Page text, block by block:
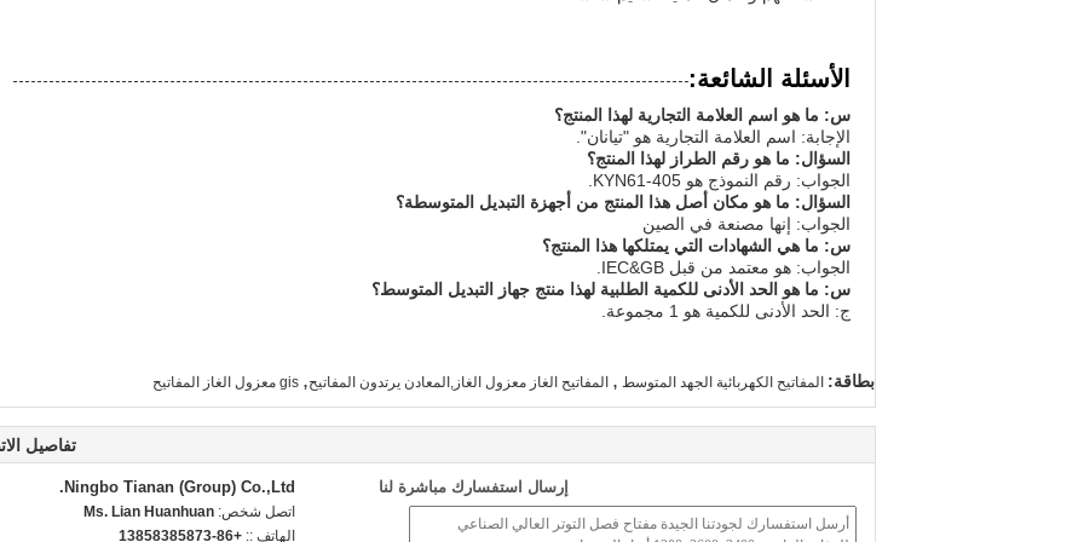
الأسئلة الشائعة:
س: ما هو اسم العلامة التجارية لهذا المنتج؟
الإجابة: اسم العلامة التجارية هو "تيانان".
السؤال: ما هو رقم الطراز لهذا المنتج؟
الجواب: رقم النموذج هو KYN61-405.
السؤال: ما هو مكان أصل هذا المنتج من أجهزة التبديل المتوسطة؟
الجواب: إنها مصنعة في الصين
س: ما هي الشهادات التي يمتلكها هذا المنتج؟
الجواب: هو معتمد من قبل IEC&GB.
س: ما هو الحد الأدنى للكمية الطلبية لهذا منتج جهاز التبديل المتوسط؟
ج: الحد الأدنى للكمية هو 1 مجموعة.
بطاقة: المفاتيح الكهربائية الجهد المتوسط ​​ , المفاتيح الغاز معزول الغاز,المعادن يرتدون المفاتيح, gis معزول الغاز المفاتيح
تفاصيل
Ningbo Tianan (Group) Co.,Ltd.
اتصل شخص: Ms. Lian Huanhuan
الهاتف :: +86-13858385873
إرسال استفسارك مباشرة لنا